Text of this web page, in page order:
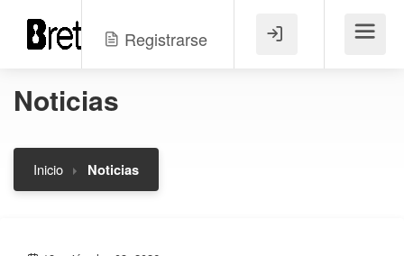
Registrarse Menú
Noticias
Inicio Noticias